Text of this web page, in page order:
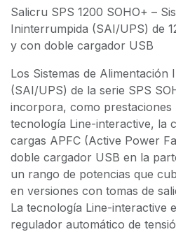
Salicru SPS 1200 SOHO+ –
Ininterrumpida (SAI/UPS) de
y con doble cargador USB
Los Sistemas de Alimentación
(SAI/UPS) de la serie SPS
incorpora, como prestaciones
tecnología Line-interactive, la
cargas APFC (Active Power
doble cargador USB en la
un rango de potencias que
en versiones con tomas de
La tecnología Line-interactive
regulador automático de